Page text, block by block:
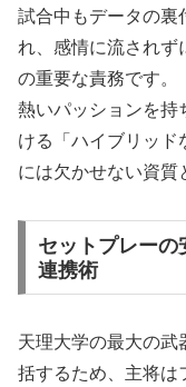
試合中もデータの裏
れ、感情に流されず
の重要な責務です。
熱いパッションを持
ける「ハイブリッド
には欠かせない資質
セットプレーの
連携術
天理大学の最大の武
括するため、主将は